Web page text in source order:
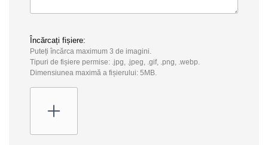
Încărcați fișiere:
Puteți încărca maximum 3 de imagini.
Tipuri de fișiere permise: .jpg, .jpeg, .gif, .png, .webp.
Dimensiunea maximă a fișierului: 5MB.